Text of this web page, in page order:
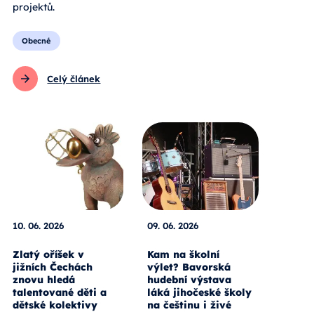
projektů.
Obecné
Celý článek
10. 06. 2026
Zlatý oříšek v
jižních Čechách
znovu hledá
talentované děti a
dětské kolektivy
09. 06. 2026
Kam na školní
výlet? Bavorská
hudební výstava
láká jihočeské školy
na češtinu i živé